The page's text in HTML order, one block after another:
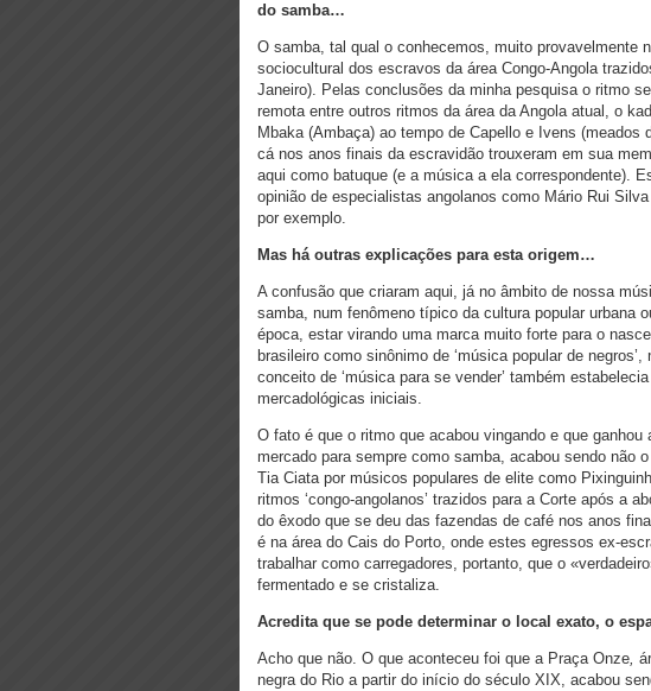
do samba…
O samba, tal qual o conhecemos, muito provavelmente
sociocultural dos escravos da área Congo-Angola
Janeiro). Pelas conclusões da minha pesquisa o ritmo
remota entre outros ritmos da área da Angola atual, o
Mbaka (Ambaça) ao tempo de Capello e Ivens
cá nos anos finais da escravidão trouxeram em sua
aqui como batuque (e a música a ela correspondente).
opinião de especialistas angolanos como Mário Rui
por exemplo.
Mas há outras explicações para esta origem…
A confusão que criaram aqui, já no âmbito de nossa
samba, num fenômeno típico da cultura popular urbana
época, estar virando uma marca muito forte para o
brasileiro como sinônimo de ‘música popular de
conceito de ‘música para se vender’ também
mercadológicas iniciais.
O fato é que o ritmo que acabou vingando e que
mercado para sempre como samba, acabou sendo não
Tia Ciata por músicos populares de elite como
ritmos ‘congo-angolanos’ trazidos para a Corte após a
do êxodo que se deu das fazendas de café nos anos
é na área do Cais do Porto, onde estes egressos ex-
trabalhar como carregadores, portanto, que o
fermentado e se cristaliza.
Acredita que se pode determinar o local exato, o
Acho que não. O que aconteceu foi que a Praça Onze,
negra do Rio a partir do início do século XIX, acabou